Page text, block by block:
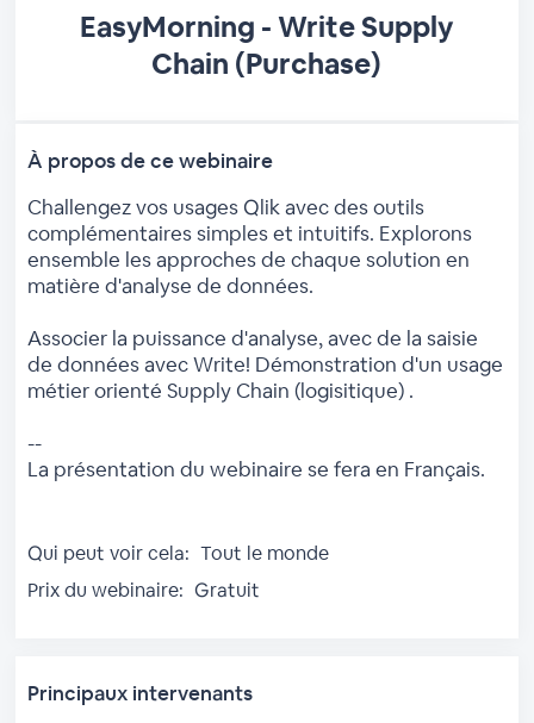
EasyMorning - Write Supply
Chain (Purchase)
À propos de ce webinaire
Challengez vos usages Qlik avec des outils
complémentaires simples et intuitifs. Explorons
ensemble les approches de chaque solution en
matière d'analyse de données.
Associer la puissance d'analyse, avec de la saisie
de données avec Write! Démonstration d'un usage
métier orienté Supply Chain (logisitique) .
--
La présentation du webinaire se fera en Français.
Qui peut voir cela: Tout le monde
Prix du webinaire: Gratuit
Principaux intervenants